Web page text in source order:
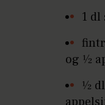
1 dl
og 1⁄2